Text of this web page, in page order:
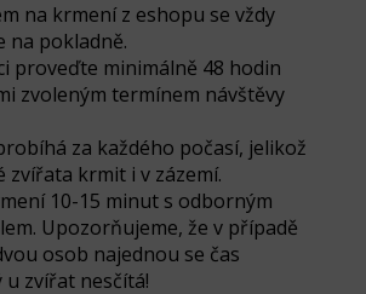
na krmení z eshopu se vždy
na pokladně.
proveďte minimálně 48 hodin
zvoleným termínem návštěvy
za každého počasí, jelikož
zvířata krmit i v zázemí.
10-15 minut s odborným
Upozorňujeme, že v případě
osob najednou se čas
u zvířat nesčítá!